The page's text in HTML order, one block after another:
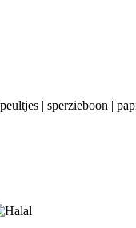
| sperzieboon |